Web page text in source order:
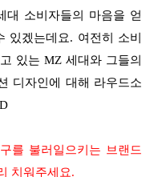
대 소비자들의 마음을 얻
있겠는데요. 여전히 소비
있는 MZ 세대와 그들의
디자인에 대해 라우드소
를 불러일으키는 브랜드
치워주세요.